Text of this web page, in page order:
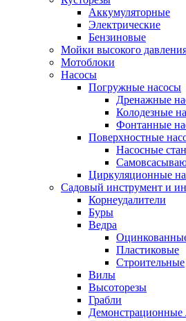
Аккумуляторные
Электрические
Бензиновые
Мойки высокого
Мотоблоки
Насосы
Погружные насосы
Дренажные
Колодезные
Фонтанные
Поверхностные
Насосные
Циркуляционные
Садовый инструмент и
Корнеудалители
Буры
Ведра
Пластиковые
Строительные
Вилы
Высоторезы
Грабли
Демонстрационные